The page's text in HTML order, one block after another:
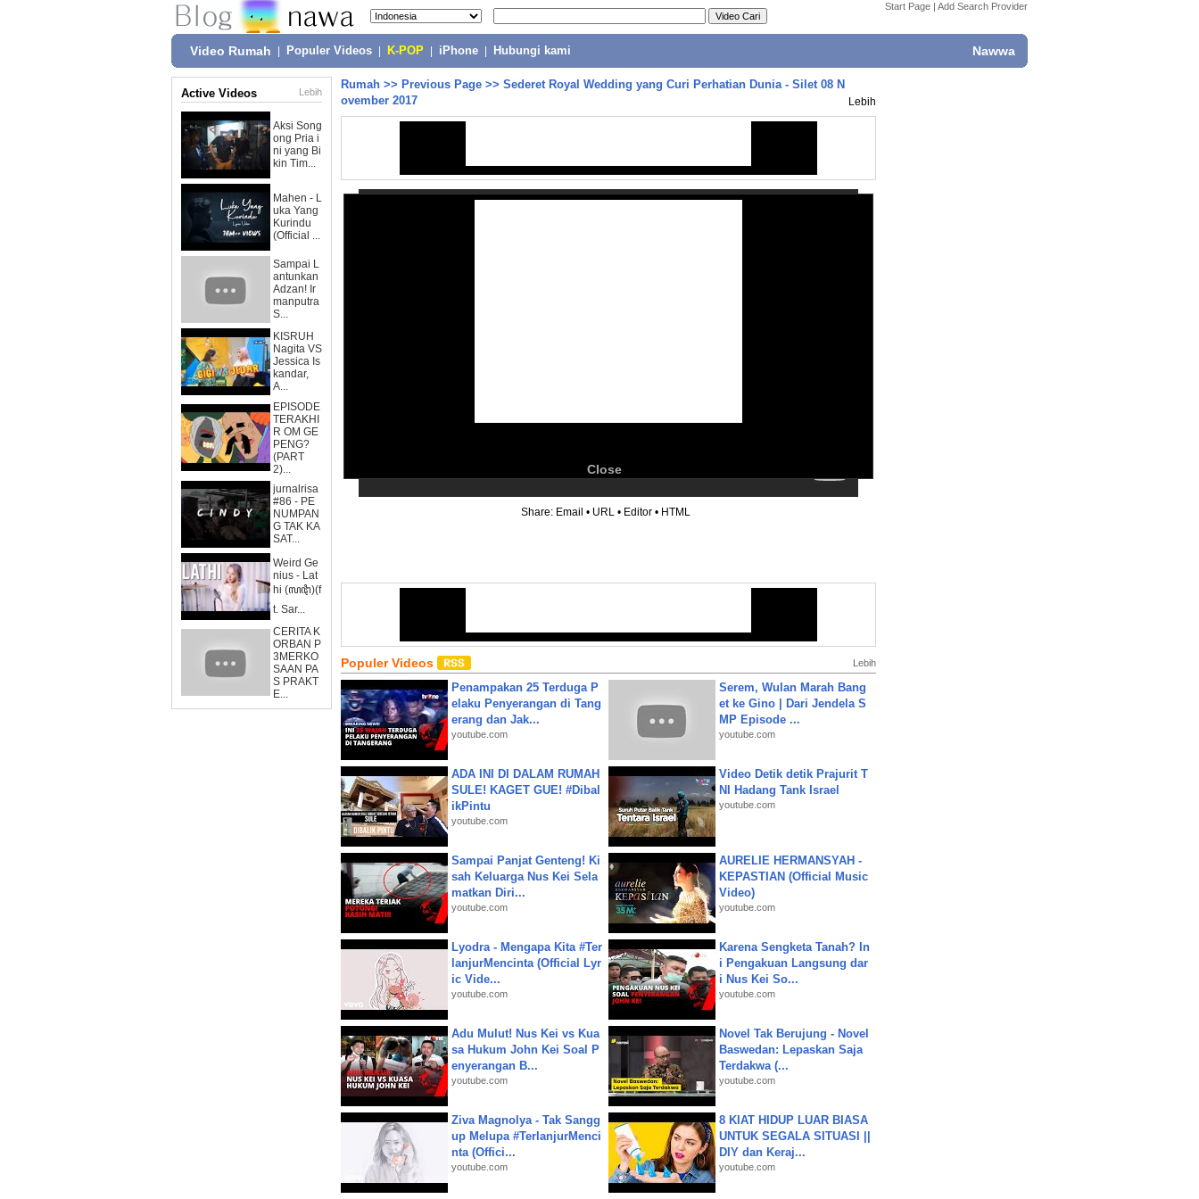
Start Page | Add Search Provider
Video Rumah Populer Videos K-POP iPhone Hubungi kami Nawwa
Active Videos Lebih
Aksi Song
ong Pria i
ni yang Bi
kin Tim...
Mahen - L
uka Yang
Kurindu
(Official ...
Sampai L
antunkan
Adzan! Ir
manputra
S...
KISRUH
Nagita VS
Jessica Is
kandar,
A...
EPISODE
TERAKHI
R OM GE
PENG?
(PART
2)...
jurnalrisa
#86 - PE
NUMPAN
G TAK KA
SAT...
Weird Ge
nius - Lat
hi (ꦭꦛꦶ)(f
t. Sar...
CERITA K
ORBAN P
3MERKO
SAAN PA
S PRAKT
E...
Rumah >> Previous Page >> Sederet Royal Wedding yang Curi Perhatian Dunia - Silet 08 N
ovember 2017
Lebih
Close
Share: Email • URL • Editor • HTML
Populer Videos Lebih
Penampakan 25 Terduga P
elaku Penyerangan di Tang
erang dan Jak...
youtube.com
Serem, Wulan Marah Bang
et ke Gino | Dari Jendela S
MP Episode ...
youtube.com
ADA INI DI DALAM RUMAH
SULE! KAGET GUE! #Dibal
ikPintu
youtube.com
Video Detik detik Prajurit T
NI Hadang Tank Israel
youtube.com
Sampai Panjat Genteng! Ki
sah Keluarga Nus Kei Sela
matkan Diri...
youtube.com
AURELIE HERMANSYAH -
KEPASTIAN (Official Music
Video)
youtube.com
Lyodra - Mengapa Kita #Ter
lanjurMencinta (Official Lyr
ic Vide...
youtube.com
Karena Sengketa Tanah? In
i Pengakuan Langsung dar
i Nus Kei So...
youtube.com
Adu Mulut! Nus Kei vs Kua
sa Hukum John Kei Soal P
enyerangan B...
youtube.com
Novel Tak Berujung - Novel
Baswedan: Lepaskan Saja
Terdakwa (...
youtube.com
Ziva Magnolya - Tak Sangg
up Melupa #TerlanjurMenci
nta (Offici...
youtube.com
8 KIAT HIDUP LUAR BIASA
UNTUK SEGALA SITUASI ||
DIY dan Keraj...
youtube.com